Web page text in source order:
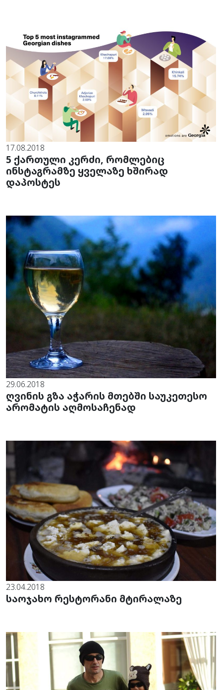
17.08.2018
5 ქართული კერძი, რომლებიც
ინსტაგრამზე ყველაზე ხშირად
დაპოსტეს
29.06.2018
ღვინის გზა აჭარის მთებში საუკეთესო
არომატის აღმოსაჩენად
23.04.2018
საოჯახო რესტორანი მტირალაზე